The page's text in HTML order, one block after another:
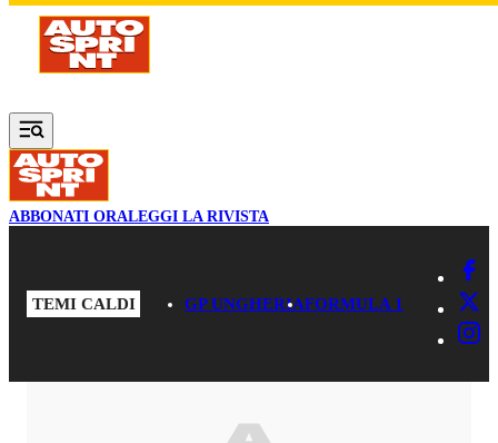
Vai al contenuto principale
ABBONATI ORALEGGI LA RIVISTA
TEMI CALDI GP UNGHERIAFORMULA 1